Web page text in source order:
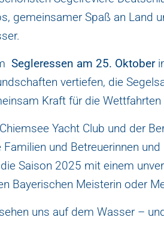
gemeinsamer Spaß an Land
Segleressen am 25. Oktober
vertiefen, die
Kraft für die Wettfahrten
Yacht Club und der
Familien und Betreuerinnen
Saison 2025 mit einem
Bayerischen Meisterin oder
uns auf dem Wasser –